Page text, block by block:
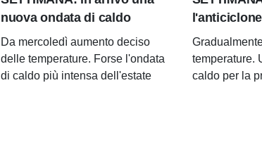
nuova ondata di caldo
Da mercoledì aumento deciso
delle temperature. Forse l'ondata
di caldo più intensa dell'estate
temperature.
caldo per la